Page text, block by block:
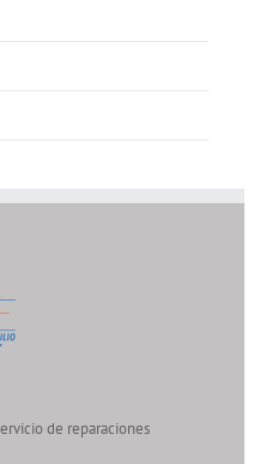
de reparaciones